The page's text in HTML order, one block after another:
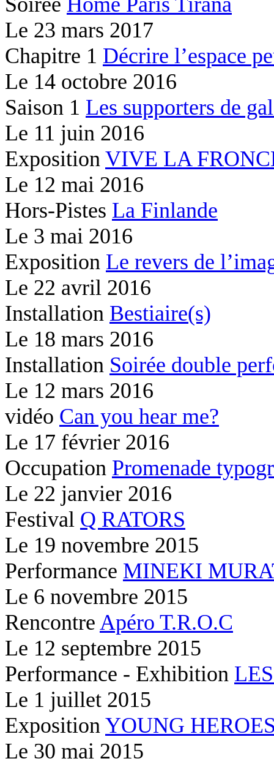
Le 23 mars 2017
Chapitre 1 Décrire l’espace
Le 14 octobre 2016
Saison 1 Les supporters de
Le 11 juin 2016
Exposition VIVE LA
Le 12 mai 2016
Hors-Pistes La Finlande
Le 3 mai 2016
Exposition Le revers de
Le 22 avril 2016
Installation Bestiaire(s)
Le 18 mars 2016
Installation Soirée double
Le 12 mars 2016
vidéo Can you hear me?
Le 17 février 2016
Occupation Promenade
Le 22 janvier 2016
Festival Q RATORS
Le 19 novembre 2015
Performance MINEKI
Le 6 novembre 2015
Rencontre Apéro T.R.O.C
Le 12 septembre 2015
Performance - Exhibition
Le 1 juillet 2015
Exposition YOUNG
Le 30 mai 2015